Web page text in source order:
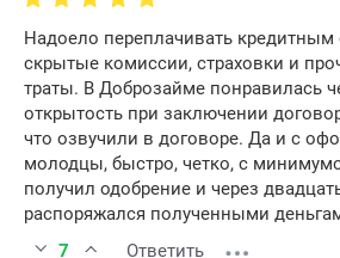
Надоело переплачивать кредитным
скрытые комиссии, страховки и
траты. В Доброзайме понравилась
открытость при заключении
что озвучили в договоре. Да и с
молодцы, быстро, четко, с
получил одобрение и через
распоряжался полученными
7
Ответить